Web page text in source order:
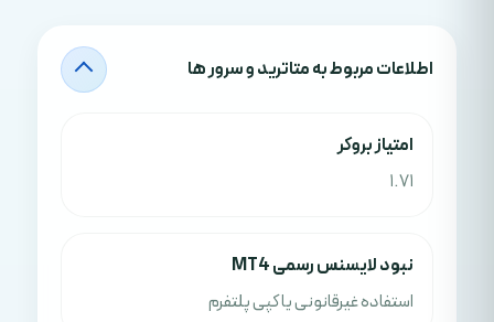
اطلاعات مربوط به متاترید و سرور ها
امتياز بروکر
1.71
نبود لایسنس رسمی MT4
استفاده غیرقانونی یا کپی پلتفرم